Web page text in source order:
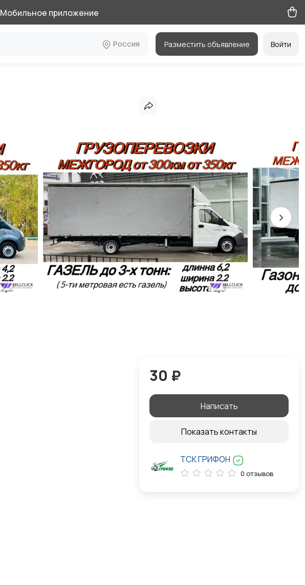
Мобильное приложение
Россия Разместить объявление Войти
30 ₽
Написать
Показать контакты
ТСК ГРИФОН
0 отзывов